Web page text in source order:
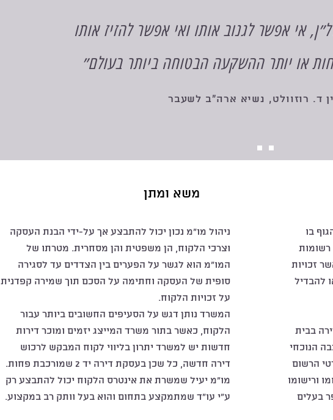
אי אפשר לגנוב אותו ואי אפשר להזיז אותו
או יותר ההשקעה הבטוחה ביותר בעולם״
ד. רוזוולט, נשיא ארה״ב לשעבר
משא ומתן
ניהול מו"מ נכון יכול להתבצע אך על-ידי הבנת העסקה
וצרכי הלקוח, הן משפטית והן מסחרית. מטרתו של
המו"מ הוא לגשר על הפערים בין הצדדים עד לסגירה
סופית של העסקה וחתימה על הסכם תוך שמירה קפדנית
על זכויות הלקוח.
המשרד נותן דגש על הסעיפים החשובים ביותר עבור
הלקוח, כאשר בתור משרד המייצג יזמים ומוכר דירות
חדשות יש למשרד יתרון בליווי לקוח המבקש לרכוש
דירה חדשה, כל שכן בעסקת דירה יד 2 שמורכבת פחות.
מו"מ יעיל שמשרת את אינטרס הלקוח יכול להתבצע רק
ע"י עו"ד שמתמקצע בתחום והוא בעל וותק רב במקצוע.
בו
רשומות
זכויות
להבדיל
בבית
הנוכחי
הרשום
ורישומו
בעלים